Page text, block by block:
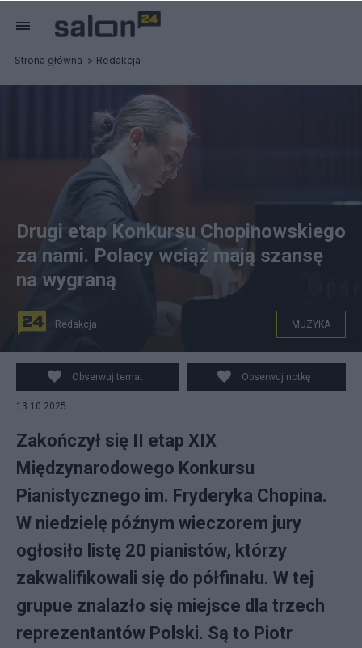
Strona główna Redakcja
Drugi etap Konkursu Chopinowskiego
za nami. Polacy wciąż mają szansę
na wygraną
Redakcja MUZYKA
Obserwuj temat Obserwuj notkę
13.10.2025
Zakończył się II etap XIX
Międzynarodowego Konkursu
Pianistycznego im. Fryderyka Chopina.
W niedzielę późnym wieczorem jury
ogłosiło listę 20 pianistów, którzy
zakwalifikowali się do półfinału. W tej
grupue znalazło się miejsce dla trzech
reprezentantów Polski. Są to Piotr